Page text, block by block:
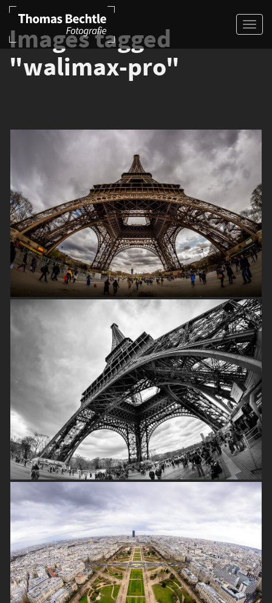
Images tagged
"walimax-pro"